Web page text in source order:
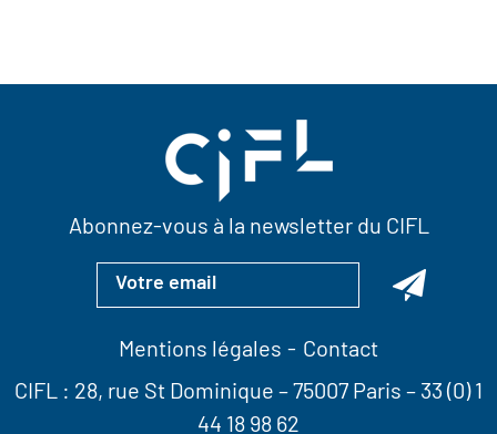
Abonnez-vous à la newsletter du CIFL
Mentions légales
Contact
CIFL : 28, rue St Dominique – 75007 Paris – 33 (0) 1
44 18 98 62